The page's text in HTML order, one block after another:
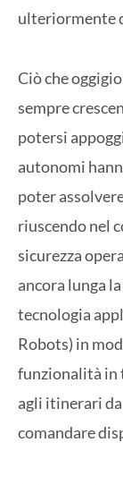
ulteriormente
Ciò che
sempre
potersi
autonomi
poter
riuscendo nel
sicurezza
ancora lunga
tecnologia
Robots) in
funzionalità in
agli itinerari
comandare